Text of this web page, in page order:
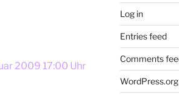
2009 17:00 Uhr
Log in
Entries feed
Comments
WordPress.org